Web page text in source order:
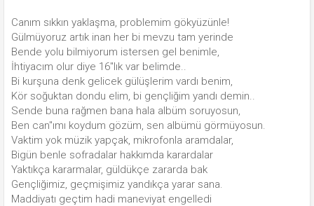
Canım sıkkın yaklaşma, problemim gökyüzünle!
Gülmüyoruz artık inan her bi mevzu tam yerinde
Bende yolu bilmiyorum istersen gel benimle,
İhtiyacım olur diye 16''lık var belimde..
Bi kurşuna denk gelicek gülüşlerim vardı benim,
Kör soğuktan dondu elim, bi gençliğim yandı demin..
Sende buna rağmen bana hala albüm soruyosun,
Ben can''ımı koydum gözüm, sen albümü görmüyosun.
Vaktim yok müzik yapçak, mikrofonla aramdalar,
Bigün benle sofradalar hakkımda karardalar
Yaktıkça kararmalar, güldükçe zararda bak
Gençliğimiz, geçmişimiz yandıkça yarar sana.
Maddiyatı geçtim hadi maneviyat engelledi